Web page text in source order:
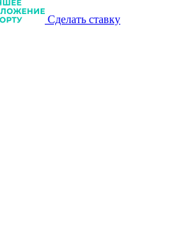
Сделать ставку